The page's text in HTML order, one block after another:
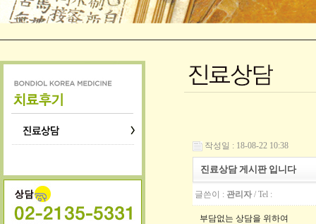
작성일 : 18-08-22 10:38
진료상담 게시판 입니다
글쓴이 : 관리자/ Tel :
부담없는 상담을 위하여